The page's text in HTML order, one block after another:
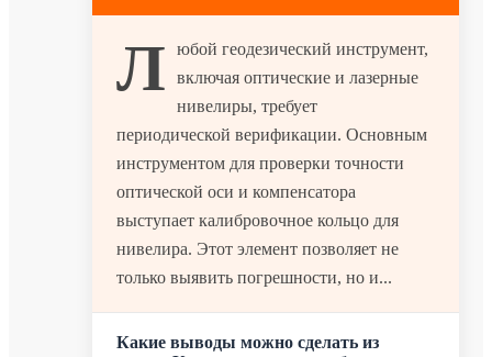
Л
юбой геодезический инструмент,
включая оптические и лазерные
нивелиры, требует
периодической верификации. Основным
инструментом для проверки точности
оптической оси и компенсатора
выступает калибровочное кольцо для
нивелира. Этот элемент позволяет не
только выявить погрешности, но и...
Какие выводы можно сделать из